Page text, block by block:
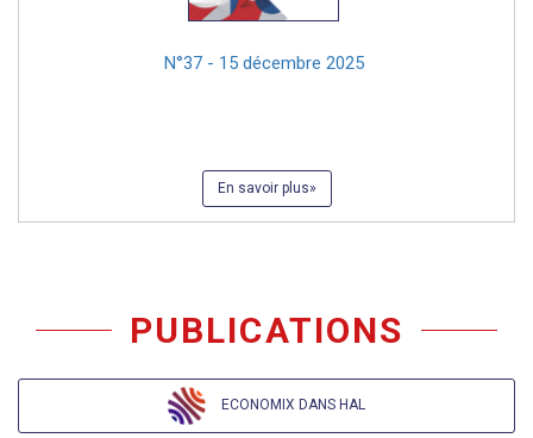
N°37 - 15 décembre 2025
En savoir plus
PUBLICATIONS
ECONOMIX DANS HAL